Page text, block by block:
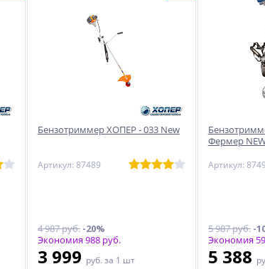
Бензотриммер ХОПЕР - 033 New
Артикул: 87489
4 987 руб.-20%
Экономия 988 руб.
3 999 руб. за 1 шт
Фермер
Артикул:
5 987 руб.-
Экономия
5 388